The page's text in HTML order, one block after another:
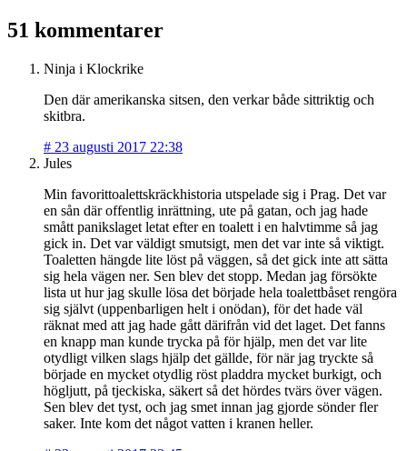
51 kommentarer
Ninja i Klockrike
Den där amerikanska sitsen, den verkar både sittriktig och
skitbra.
# 23 augusti 2017 22:38
Jules
Min favorittoalettskräckhistoria utspelade sig i Prag. Det var
en sån där offentlig inrättning, ute på gatan, och jag hade
smått panikslaget letat efter en toalett i en halvtimme så jag
gick in. Det var väldigt smutsigt, men det var inte så viktigt.
Toaletten hängde lite löst på väggen, så det gick inte att sätta
sig hela vägen ner. Sen blev det stopp. Medan jag försökte
lista ut hur jag skulle lösa det började hela toalettbåset rengöra
sig självt (uppenbarligen helt i onödan), för det hade väl
räknat med att jag hade gått därifrån vid det laget. Det fanns
en knapp man kunde trycka på för hjälp, men det var lite
otydligt vilken slags hjälp det gällde, för när jag tryckte så
började en mycket otydlig röst pladdra mycket burkigt, och
högljutt, på tjeckiska, säkert så det hördes tvärs över vägen.
Sen blev det tyst, och jag smet innan jag gjorde sönder fler
saker. Inte kom det något vatten i kranen heller.